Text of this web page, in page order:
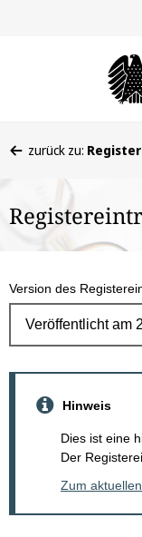
befinden
hier:
zurück zu:
Version des
Hinweis
Dies ist eine
Der
Zum